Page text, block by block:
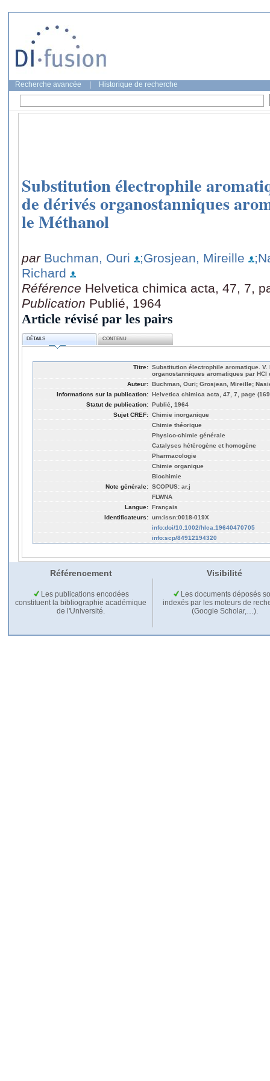
Recherche avancée Historique de recherche
Substitution électrophile
de dérivés organostanniques
le Méthanol
par Buchman, Ouri ;Grosjean, Mireille
Richard
Référence Helvetica chimica acta, 47, 7,
Publication Publié, 1964
Article révisé par les pairs
DÉTAILS CONTENU
Titre: Substitution électrophile aromatique.
organostanniques aromatiques par HCl
Auteur: Buchman, Ouri; Grosjean, Mireille;
Informations sur la publication: Helvetica chimica acta, 47, 7, page
Statut de publication: Publié, 1964
Sujet CREF: Chimie inorganique
Chimie théorique
Physico-chimie générale
Catalyses hétérogène et homogène
Pharmacologie
Chimie organique
Biochimie
Note générale: SCOPUS: ar.j
FLWNA
Langue: Français
Identificateurs: urn:issn:0018-019X
info:doi/10.1002/hlca.19640470705
info:scp/84912194320
Référencement Visibilité
Les publications encodées
constituent la bibliographie académique
de l'Université.
Les documents déposés
indexés par les moteurs de
(Google Scholar,…).